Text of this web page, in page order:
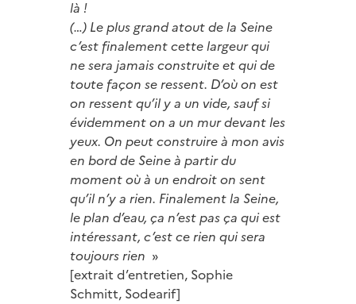
là !
(…) Le plus grand atout de la Seine
c’est finalement cette largeur qui
ne sera jamais construite et qui de
toute façon se ressent. D’où on est
on ressent qu’il y a un vide, sauf si
évidemment on a un mur devant les
yeux. On peut construire à mon avis
en bord de Seine à partir du
moment où à un endroit on sent
qu’il n’y a rien. Finalement la Seine,
le plan d’eau, ça n’est pas ça qui est
intéressant, c’est ce rien qui sera
toujours rien »
[extrait d’entretien, Sophie
Schmitt, Sodearif]